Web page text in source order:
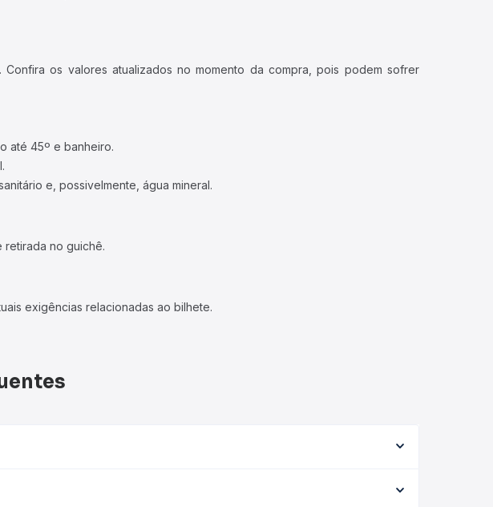
os valores atualizados no momento da compra, pois podem sofrer
até 45º e banheiro.
e, possivelmente, água mineral.
retirada no guichê.
exigências relacionadas ao bilhete.
exata de cada opção na data desejada.